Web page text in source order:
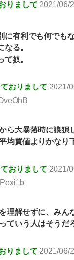
りまして 2021/06/
に有利でも何でも
なる。
て奴。
おりまして 2021/
ら大暴落時に狼狽
均買値よりかなり
おりまして 2021/
理解せずに、みん
ていう人はそうだ
りまして 2021/06/